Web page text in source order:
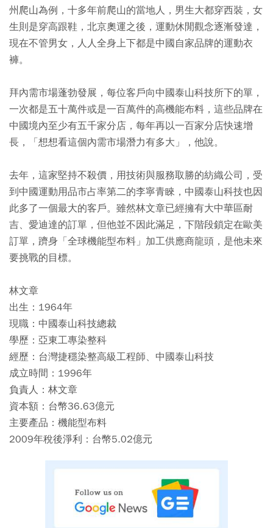
州爬山為例，十多年前爬山的當地人，男生大都穿西裝，女
生則是穿高跟鞋，北京奧運之後，運動休閒觀念逐漸發達，
現在不管男女，人人全身上下都是中國自家品牌的運動衣
褲。
拜內需市場蓬勃發展，每位客戶向中國泰山科技所下的單，
一次都是五十萬件或是一百萬件的高機能布料，這些品牌在
中國境內至少有五千家分店，每年再以一百家分店快速增
長，「想想看這個內需市場潛力有多大」，他說。
去年，這家堅持不殺價，用技術與服務取勝的紡織公司，受
到中國運動用品市占率第二的李寧青睞，中國泰山科技也因
此多了一個最大的客戶。雖然林文章已經擁有大中華區耐
吉、愛迪達的訂單，但他並不因此滿足，下階段鎖定在歐美
訂單，躋身「全球機能型布料」加工供應商龍頭，是他未來
要挑戰的目標。
林文章
出生：1964年
現職：中國泰山科技總裁
學歷：亞東工專染整科
經歷：台灣捷穩染整高級工程師、中國泰山科技
成立時間：1996年
負責人：林文章
資本額：台幣36.63億元
主要產品：機能型布料
2009年稅後淨利：台幣5.02億元